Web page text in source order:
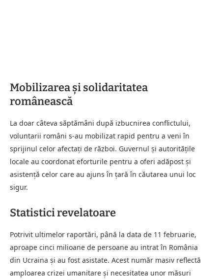
Mobilizarea și solidaritatea
românească
La doar câteva săptămâni după izbucnirea conflictului,
voluntarii români s-au mobilizat rapid pentru a veni în
sprijinul celor afectați de război. Guvernul și autoritățile
locale au coordonat eforturile pentru a oferi adăpost și
asistență celor care au ajuns în țară în căutarea unui loc
sigur.
Statistici revelatoare
Potrivit ultimelor raportări, până la data de 11 februarie,
aproape cinci milioane de persoane au intrat în România
din Ucraina și au fost asistate. Acest număr masiv reflectă
amploarea crizei umanitare și necesitatea unor măsuri